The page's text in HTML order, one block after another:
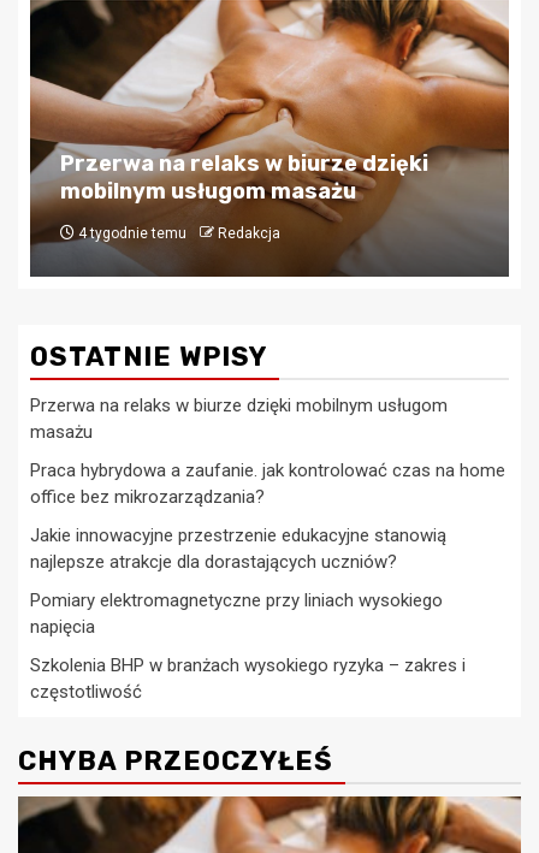
Biznes
Praca hybrydowa a zaufanie. jak
kontrolować czas na home office bez
mikrozarządzania?
4 tygodnie temu Redakcja
OSTATNIE WPISY
Przerwa na relaks w biurze dzięki mobilnym usługom
masażu
Praca hybrydowa a zaufanie. jak kontrolować czas na home
office bez mikrozarządzania?
Jakie innowacyjne przestrzenie edukacyjne stanowią
najlepsze atrakcje dla dorastających uczniów?
Pomiary elektromagnetyczne przy liniach wysokiego
napięcia
Szkolenia BHP w branżach wysokiego ryzyka – zakres i
częstotliwość
CHYBA PRZEOCZYŁEŚ